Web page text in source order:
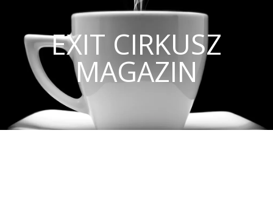
EXIT CIRKUSZ
MAGAZIN